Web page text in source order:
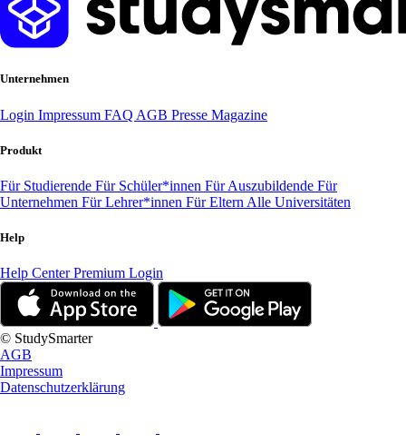
Unternehmen
Login Impressum FAQ AGB Presse Magazine
Produkt
Für Studierende Für Schüler*innen Für Auszubildende Für
Unternehmen Für Lehrer*innen Für Eltern Alle Universitäten
Help
Help CenterPremium Login
© StudySmarter
AGB
Impressum
Datenschutzerklärung